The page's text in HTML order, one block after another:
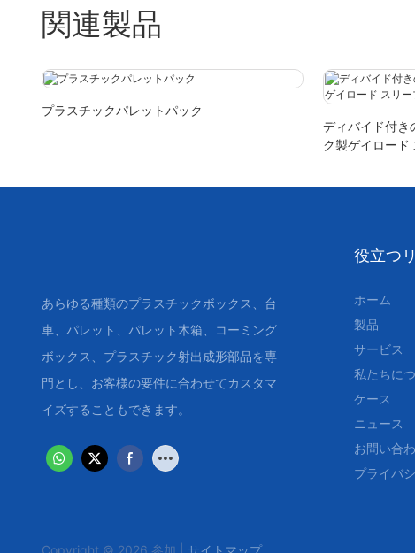
関連製品
プラスチックパレットパック
ディバイド付き
ク製ゲイロード
あらゆる種類のプラスチックボックス、台
車、パレット、パレット木箱、コーミング
ボックス、プラスチック射出成形部品を専
門とし、お客様の要件に合わせてカスタマ
イズすることもできます。
役立つ
ホーム
製品
サービス
私たちに
ケース
ニュース
お問い合
プライバ
Copyright © 2026 参加 | サイトマップ